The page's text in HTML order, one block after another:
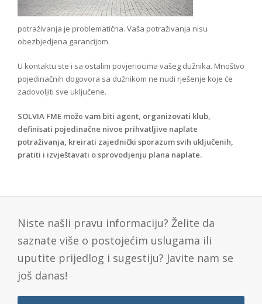
potraživanja je problematična. Vaša potraživanja nisu
obezbjedjena garancijom.
U kontaktu ste i sa ostalim povjeriocima vašeg dužnika. Mnoštvo
pojedinačnih dogovora sa dužnikom ne nudi rješenje koje će
zadovoljiti sve uključene.
SOLVIA FME može vam biti agent, organizovati klub,
definisati pojedinačne nivoe prihvatljive naplate
potraživanja, kreirati zajednički sporazum svih uključenih,
pratiti i izvještavati o sprovodjenju plana naplate.
Niste našli pravu informaciju? Želite da
saznate više o postojećim uslugama ili
uputite prijedlog i sugestiju? Javite nam se
još danas!